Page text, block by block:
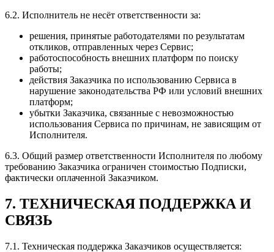
6.2. Исполнитель не несёт ответственности за:
решения, принятые работодателями по результатам
откликов, отправленных через Сервис;
работоспособность внешних платформ по поиску
работы;
действия Заказчика по использованию Сервиса в
нарушение законодательства РФ или условий внешних
платформ;
убытки Заказчика, связанные с невозможностью
использования Сервиса по причинам, не зависящим от
Исполнителя.
6.3. Общий размер ответственности Исполнителя по любому
требованию Заказчика ограничен стоимостью Подписки,
фактически оплаченной Заказчиком.
7. ТЕХНИЧЕСКАЯ ПОДДЕРЖКА И
СВЯЗЬ
7.1. Техническая поддержка Заказчиков осуществляется: